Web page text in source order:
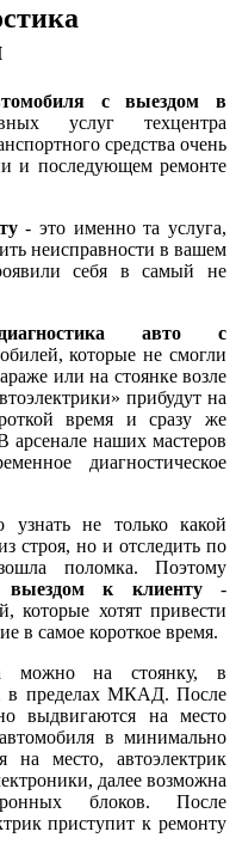
с выездом в
услуг техцентра
средства очень
и последующем ремонте
- это именно та услуга,
неисправности в вашем
себя в самый не
диагностика авто с
которые не смогли
или на стоянке возле
прибудут на
время и сразу же
арсенале наших мастеров
диагностическое
не только какой
строя, но и отследить по
поломка. Поэтому
выездом к клиенту-
которые хотят привести
в самое короткое время.
можно на стоянку, в
в пределах МКАД. После
выдвигаются на место
в минимально
на место, автоэлектрик
далее возможна
блоков. После
приступит к ремонту